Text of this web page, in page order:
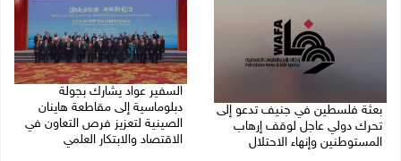
بعثة فلسطين في جنيف تدعو إلى
تحرك دولي عاجل لوقف إرهاب
المستوطنين وإنهاء الاحتلال
السفير عواد يشارك بجولة
دبلوماسية إلى مقاطعة هاينان
الصينية لتعزيز فرص التعاون في
الاقتصاد والابتكار العلمي